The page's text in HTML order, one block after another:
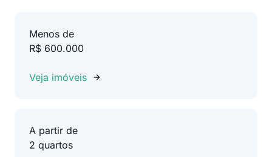
Menos de
R$ 600.000
Veja imóveis
A partir de
2 quartos